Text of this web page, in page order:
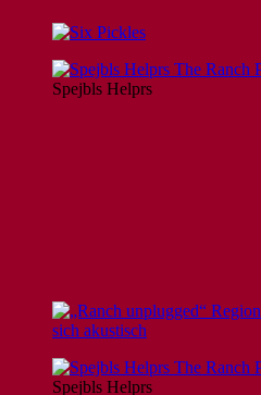
Spejbls Helprs
Spejbls Helprs